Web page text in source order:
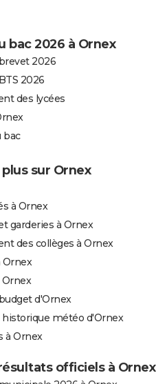
bac 2026 à Ornex
2026
2026
des lycées
bac
sur Ornex
à Ornex
garderies à Ornex
des collèges à Ornex
Ornex
d'Ornex
météo d'Ornex
à Ornex
officiels à Ornex